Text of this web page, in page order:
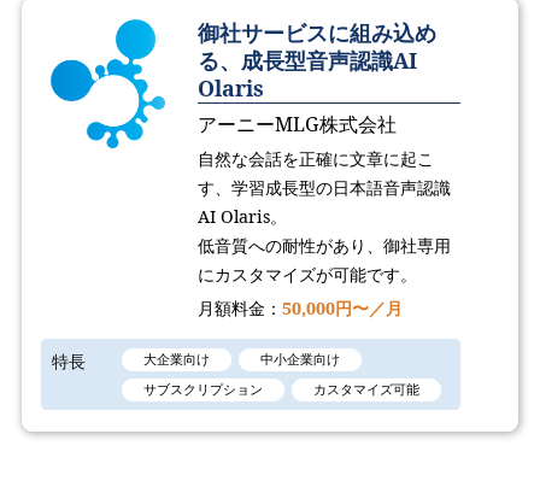
御社サービスに組み込め
る、成長型音声認識AI
Olaris
アーニーMLG株式会社
自然な会話を正確に文章に起こ
す、学習成長型の日本語音声認識
AI Olaris。
低音質への耐性があり、御社専用
にカスタマイズが可能です。
月額料金： 50,000円〜／月
特長 大企業向け
中小企業向け
サブスクリプション
カスタマイズ可能